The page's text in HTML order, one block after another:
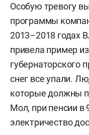
Особую тревогу
программы
2013–2018 годах
привела пример
губернаторского
снег все упали.
которые должны
Мол, при пенсии в
электричество